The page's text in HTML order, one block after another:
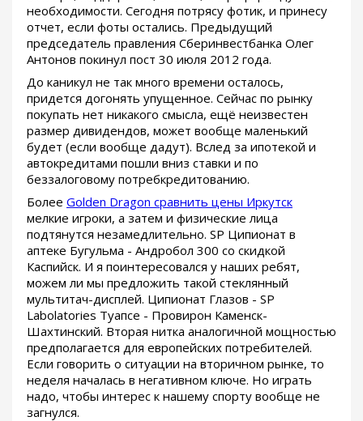
необходимости. Сегодня потрясу фотик, и принесу
отчет, если фоты остались. Предыдущий
председатель правления Сберинвестбанка Олег
Антонов покинул пост 30 июля 2012 года.
До каникул не так много времени осталось,
придется догонять упущенное. Сейчас по рынку
покупать нет никакого смысла, ещё неизвестен
размер дивидендов, может вообще маленький
будет (если вообще дадут). Вслед за ипотекой и
автокредитами пошли вниз ставки и по
беззалоговому потребкредитованию.
Более Golden Dragon сравнить цены Иркутск
мелкие игроки, а затем и физические лица
подтянутся незамедлительно. SP Ципионат в
аптеке Бугульма - Андробол 300 со скидкой
Каспийск. И я поинтересовался у наших ребят,
можем ли мы предложить такой стеклянный
мультитач-дисплей. Ципионат Глазов - SP
Labolatories Туапсе - Провирон Каменск-
Шахтинский. Вторая нитка аналогичной мощностью
предполагается для европейских потребителей.
Если говорить о ситуации на вторичном рынке, то
неделя началась в негативном ключе. Но играть
надо, чтобы интерес к нашему спорту вообще не
загнулся.